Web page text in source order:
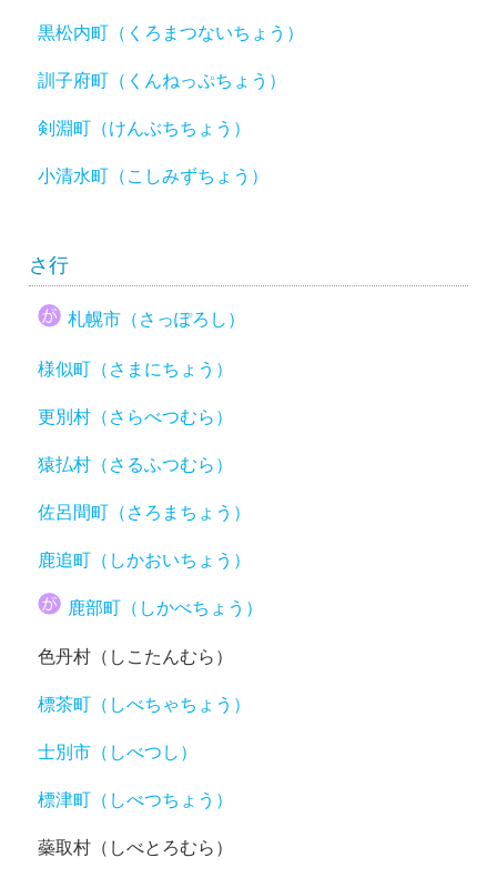
黒松内町（くろまつないちょう）
訓子府町（くんねっぷちょう）
剣淵町（けんぶちちょう）
小清水町（こしみずちょう）
さ行
札幌市（さっぽろし）
様似町（さまにちょう）
更別村（さらべつむら）
猿払村（さるふつむら）
佐呂間町（さろまちょう）
鹿追町（しかおいちょう）
鹿部町（しかべちょう）
色丹村（しこたんむら）
標茶町（しべちゃちょう）
士別市（しべつし）
標津町（しべつちょう）
蘂取村（しべとろむら）